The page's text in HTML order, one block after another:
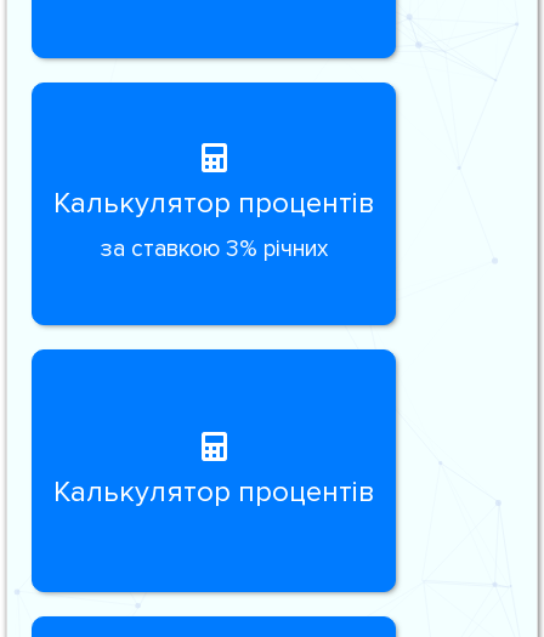
Калькулятор процентів
за ставкою 3% річних
Калькулятор процентів